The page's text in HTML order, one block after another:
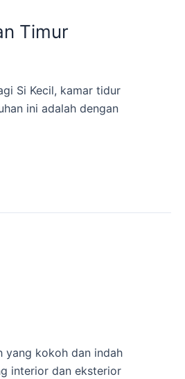
Timur
Si Kecil, kamar tidur
ini adalah dengan
yang kokoh dan indah
interior dan eksterior